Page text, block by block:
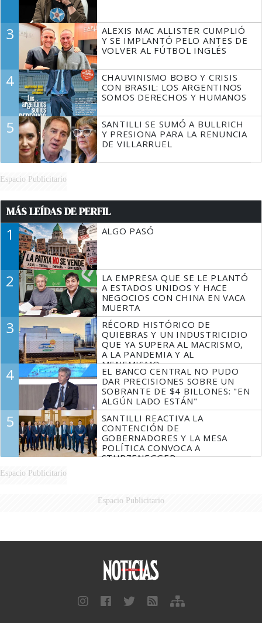
3
ALEXIS MAC ALLISTER CUMPLIÓ
Y SE IMPLANTÓ PELO ANTES DE
VOLVER AL FÚTBOL INGLÉS
4
CHAUVINISMO BOBO Y CRISIS
CON BRASIL: LOS ARGENTINOS
SOMOS DERECHOS Y HUMANOS
5
SANTILLI SE SUMÓ A BULLRICH
Y PRESIONA PARA LA RENUNCIA
DE VILLARRUEL
Espacio Publicitario
MÁS LEÍDAS DE PERFIL
1 ALGO PASÓ
2
LA EMPRESA QUE SE LE PLANTÓ
A ESTADOS UNIDOS Y HACE
NEGOCIOS CON CHINA EN VACA
MUERTA
3
RÉCORD HISTÓRICO DE
QUIEBRAS Y UN INDUSTRICIDIO
QUE YA SUPERA AL MACRISMO,
A LA PANDEMIA Y AL
MENEMISMO
4
EL BANCO CENTRAL NO PUDO
DAR PRECISIONES SOBRE UN
SOBRANTE DE $4 BILLONES: "EN
ALGÚN LADO ESTÁN"
5
SANTILLI REACTIVA LA
CONTENCIÓN DE
GOBERNADORES Y LA MESA
POLÍTICA CONVOCA A
STURZENEGGER
Espacio Publicitario
Espacio Publicitario